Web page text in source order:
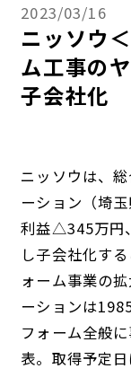
2023/03/16
ニッソウ
ム工事の
子会社化
ニッソウは、
ーション（埼
利益△345万円
し子会社化す
ォーム事業の
ーションは
フォーム全般
表。取得予定